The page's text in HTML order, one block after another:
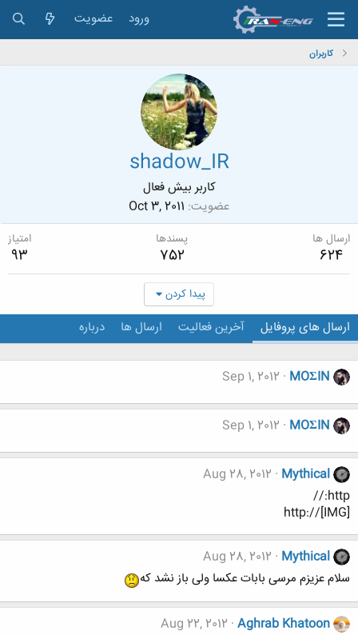
ورود عضویت
کاربران
shadow_IR
کاربر بیش فعال
عضویت Oct 3, 2011
ارسال ها
624
پسندها
752
امتیاز
93
پیدا کردن
ارسال های پروفایل آخرین فعالیت ارسال ها درباره
MOΣIN
Sep 1, 2012
MOΣIN
Sep 1, 2012
Mythical
Aug 28, 2012
http://
http://[IMG]
Mythical
Aug 28, 2012
سلام عزیزم مرسی بابات عکسا ولی باز نشد که
Aghrab Khatoon
Aug 22, 2012